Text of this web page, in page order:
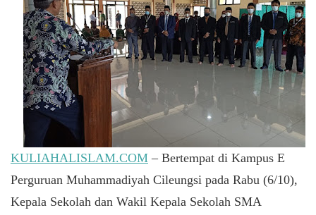
KULIAHALISLAM.COM – Bertempat di Kampus E
Perguruan Muhammadiyah Cileungsi pada Rabu (6/10),
Kepala Sekolah dan Wakil Kepala Sekolah SMA